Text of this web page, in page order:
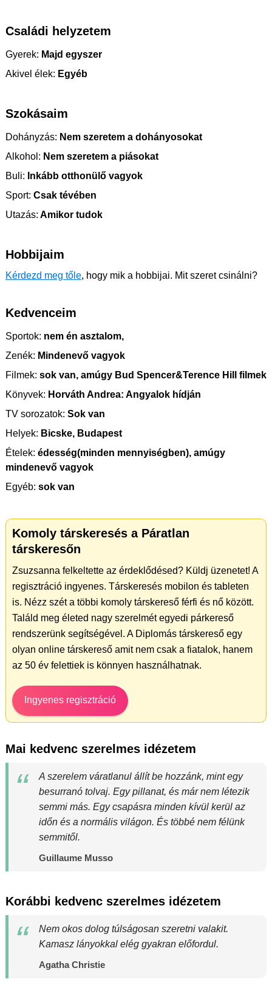
Családi helyzetem
Gyerek: Majd egyszer
Akivel élek: Egyéb
Szokásaim
Dohányzás: Nem szeretem a dohányosokat
Alkohol: Nem szeretem a piásokat
Buli: Inkább otthonülő vagyok
Sport: Csak tévében
Utazás: Amikor tudok
Hobbijaim
Kérdezd meg tőle, hogy mik a hobbijai. Mit szeret csinálni?
Kedvenceim
Sportok: nem én asztalom,
Zenék: Mindenevő vagyok
Filmek: sok van, amúgy Bud Spencer&Terence Hill filmek
Könyvek: Horváth Andrea: Angyalok hídján
TV sorozatok: Sok van
Helyek: Bicske, Budapest
Ételek: édesség(minden mennyiségben), amúgy
mindenevő vagyok
Egyéb: sok van
Komoly társkeresés a Páratlan
társkeresőn
Zsuzsanna felkeltette az érdeklődésed? Küldj üzenetet! A
regisztráció ingyenes. Társkeresés mobilon és tableten
is. Nézz szét a többi komoly társkereső férfi és nő között.
Találd meg életed nagy szerelmét egyedi párkereső
rendszerünk segítségével. A Diplomás társkereső egy
olyan online társkereső amit nem csak a fiatalok, hanem
az 50 év felettiek is könnyen használhatnak.
Ingyenes regisztráció
Mai kedvenc szerelmes idézetem
A szerelem váratlanul állít be hozzánk, mint egy
besurranó tolvaj. Egy pillanat, és már nem létezik
semmi más. Egy csapásra minden kívül kerül az
időn és a normális világon. És többé nem félünk
semmitől.
Guillaume Musso
Korábbi kedvenc szerelmes idézetem
Nem okos dolog túlságosan szeretni valakit.
Kamasz lányokkal elég gyakran előfordul.
Agatha Christie